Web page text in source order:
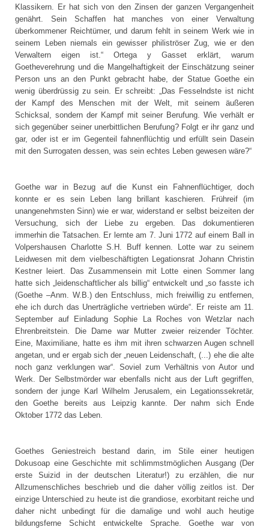
Klassikern. Er hat sich von den Zinsen der ganzen Vergangenheit
genährt. Sein Schaffen hat manches von einer Verwaltung
überkommener Reichtümer, und darum fehlt in seinem Werk wie in
seinem Leben niemals ein gewisser philiströser Zug, wie er den
Verwaltern eigen ist.“ Ortega y Gasset erklärt, warum
Goetheverehrung und die Mangelhaftigkeit der Einschätzung seiner
Person uns an den Punkt gebracht habe, der Statue Goethe ein
wenig überdrüssig zu sein. Er schreibt: „Das Fesselndste ist nicht
der Kampf des Menschen mit der Welt, mit seinem äußeren
Schicksal, sondern der Kampf mit seiner Berufung. Wie verhält er
sich gegenüber seiner unerbittlichen Berufung? Folgt er ihr ganz und
gar, oder ist er im Gegenteil fahnenflüchtig und erfüllt sein Dasein
mit den Surrogaten dessen, was sein echtes Leben gewesen wäre?“
Goethe war in Bezug auf die Kunst ein Fahnenflüchtiger, doch
konnte er es sein Leben lang brillant kaschieren. Frühreif (im
unangenehmsten Sinn) wie er war, widerstand er selbst beizeiten der
Versuchung, sich der Liebe zu ergeben. Das dokumentieren
immerhin die Tatsachen. Er lernte am 7. Juni 1772 auf einem Ball in
Volpershausen Charlotte S.H. Buff kennen. Lotte war zu seinem
Leidwesen mit dem vielbeschäftigten Legationsrat Johann Christin
Kestner leiert. Das Zusammensein mit Lotte einen Sommer lang
hatte sich „leidenschaftlicher als billig“ entwickelt und „so fasste ich
(Goethe –Anm. W.B.) den Entschluss, mich freiwillig zu entfernen,
ehe ich durch das Unerträgliche vertrieben würde“. Er reiste am 11.
September auf Einladung Sophie La Roches von Wetzlar nach
Ehrenbreitstein. Die Dame war Mutter zweier reizender Töchter.
Eine, Maximiliane, hatte es ihm mit ihren schwarzen Augen schnell
angetan, und er ergab sich der „neuen Leidenschaft, (...) ehe die alte
noch ganz verklungen war“. Soviel zum Verhältnis von Autor und
Werk. Der Selbstmörder war ebenfalls nicht aus der Luft gegriffen,
sondern der junge Karl Wilhelm Jerusalem, ein Legationssekretär,
den Goethe bereits aus Leipzig kannte. Der nahm sich Ende
Oktober 1772 das Leben.
Goethes Geniestreich bestand darin, im Stile einer heutigen
Dokusoap eine Geschichte mit schlimmstmöglichen Ausgang (Der
erste Suizid in der deutschen Literatur!) zu erzählen, die nur
Allzumenschliches beschrieb und die daher völlig zeitlos ist. Der
einzige Unterschied zu heute ist die grandiose, exorbitant reiche und
daher nicht unbedingt für die damalige und wohl auch heutige
bildungsferne Schicht entwickelte Sprache. Goethe war von